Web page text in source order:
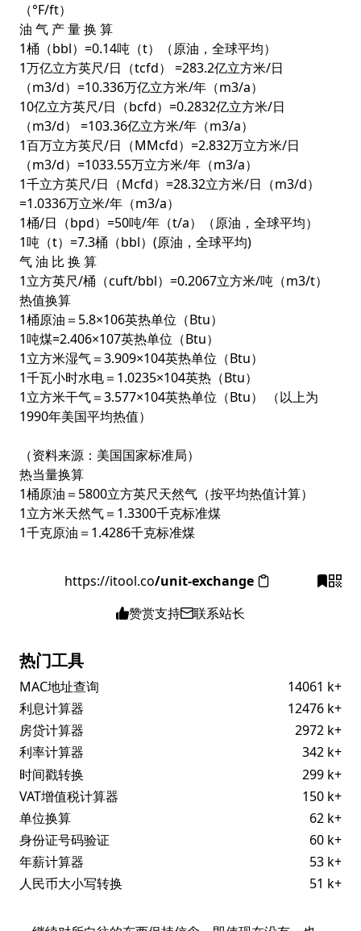
（°F/ft）
油 气 产 量 换 算
1桶（bbl）=0.14吨（t）（原油，全球平均）
1万亿立方英尺/日（tcfd） =283.2亿立方米/日
（m3/d）=10.336万亿立方米/年（m3/a）
10亿立方英尺/日（bcfd）=0.2832亿立方米/日
（m3/d） =103.36亿立方米/年（m3/a）
1百万立方英尺/日（MMcfd）=2.832万立方米/日
（m3/d）=1033.55万立方米/年（m3/a）
1千立方英尺/日（Mcfd）=28.32立方米/日（m3/d）
=1.0336万立米/年（m3/a）
1桶/日（bpd）=50吨/年（t/a）（原油，全球平均）
1吨（t）=7.3桶（bbl）(原油，全球平均)
气 油 比 换 算
1立方英尺/桶（cuft/bbl）=0.2067立方米/吨（m3/t）
热值换算
1桶原油＝5.8×106英热单位（Btu）
1吨煤=2.406×107英热单位（Btu）
1立方米湿气＝3.909×104英热单位（Btu）
1千瓦小时水电＝1.0235×104英热（Btu）
1立方米干气＝3.577×104英热单位（Btu） （以上为
1990年美国平均热值）
（资料来源：美国国家标准局）
热当量换算
1桶原油＝5800立方英尺天然气（按平均热值计算）
1立方米天然气＝1.3300千克标准煤
1千克原油＝1.4286千克标准煤
https://itool.co/unit-exchange
赞赏支持
联系站长
热门工具
MAC地址查询
14061 k+
利息计算器
12476 k+
房贷计算器
2972 k+
利率计算器
342 k+
时间戳转换
299 k+
VAT增值税计算器
150 k+
单位换算
62 k+
身份证号码验证
60 k+
年薪计算器
53 k+
人民币大小写转换
51 k+